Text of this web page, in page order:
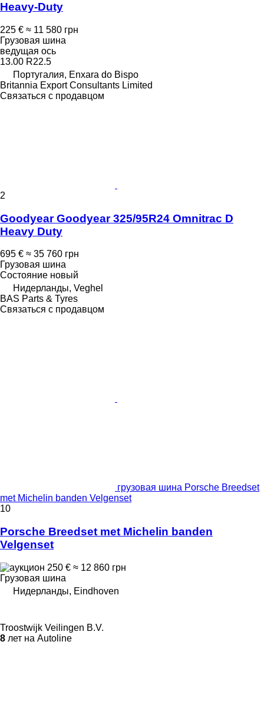
Heavy-Duty
225 € ≈ 11 580 грн
Грузовая шина
ведущая ось
13.00 R22.5
Португалия, Enxara do Bispo
Britannia Export Consultants Limited
Связаться с продавцом
2
Goodyear Goodyear 325/95R24 Omnitrac D
Heavy Duty
695 € ≈ 35 760 грн
Грузовая шина
Состояние новый
Нидерланды, Veghel
BAS Parts & Tyres
Связаться с продавцом
грузовая шина Porsche Breedset
met Michelin banden Velgenset
10
Porsche Breedset met Michelin banden
Velgenset
250 € ≈ 12 860 грн
Грузовая шина
Нидерланды, Eindhoven
Troostwijk Veilingen B.V.
8 лет на Autoline